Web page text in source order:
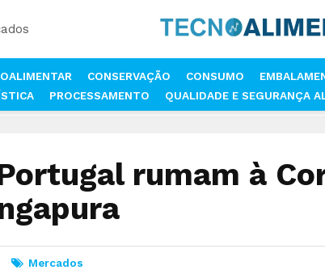
CONSERVAÇÃO CONSUMO
PROCESSAMENTO QUALIDADE E SEGURANÇA
VINHOS DE PORTUGAL RUMAM À COREIA DO SUL E
rumam à
Mercados